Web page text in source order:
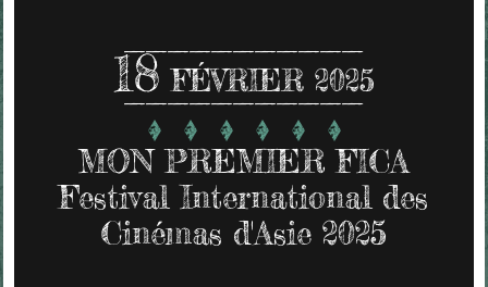
18 FÉVRIER 2025
MON PREMIER FICA
Festival International des
Cinémas d'Asie 2025